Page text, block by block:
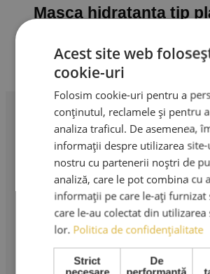
Masca hidratanta tip
20,00lei Prețul inițial a fost: 20,00
curent este: 15,00 lei.
Profesionalism în extensii de gene.
instrumente profesionale și cursuri
AMA LASHES SRL
Sediu social: București
Strada Murgeni nr. 5
CUI: RO 36508671
Reg. Com: J40/3049/
Acest site web
cookie-uri
Folosim cookie-uri pentru a
conținutul, reclamele și pentru
analiza traficul. De asemenea,
informații despre utilizarea
nostru cu partenerii noștri de
analiză, care le pot combina cu
informații pe care le-ați furnizat
care le-au colectat din
lor. Politica de confidențialitate
Strict
De